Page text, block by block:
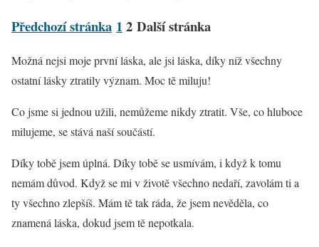
Předchozí stránka 12 Další stránka
Možná nejsi moje první láska, ale jsi láska, díky níž všechny
ostatní lásky ztratily význam. Moc tě miluju!
Co jsme si jednou užili, nemůžeme nikdy ztratit. Vše, co hluboce
milujeme, se stává naší součástí.
Díky tobě jsem úplná. Díky tobě se usmívám, i když k tomu
nemám důvod. Když se mi v životě všechno nedaří, zavolám ti a
ty všechno zlepšíš. Mám tě tak ráda, že jsem nevěděla, co
znamená láska, dokud jsem tě nepotkala.